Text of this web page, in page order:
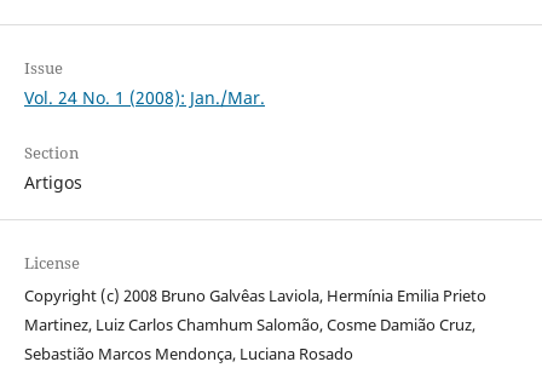
Issue
Vol. 24 No. 1 (2008): Jan./Mar.
Section
Artigos
License
Copyright (c) 2008 Bruno Galvêas Laviola, Hermínia Emilia Prieto
Martinez, Luiz Carlos Chamhum Salomão, Cosme Damião Cruz,
Sebastião Marcos Mendonça, Luciana Rosado